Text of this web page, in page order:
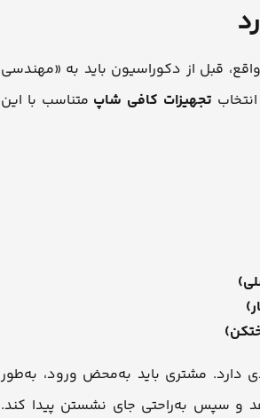
قبل از دکوراسیون باید به «مهندسی
تجهیزات کافی شاپ متناسب با این
دارد. مشتری باید به‌محض ورود، به‌طور
و سپس به‌راحتی جای نشستن پیدا کند.